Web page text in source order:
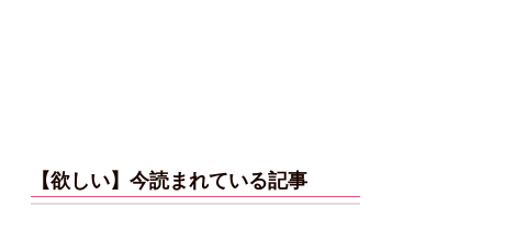
【欲しい】今読まれている記事